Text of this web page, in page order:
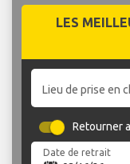
LES
Lieu de prise en
Retourner
Date de retrait